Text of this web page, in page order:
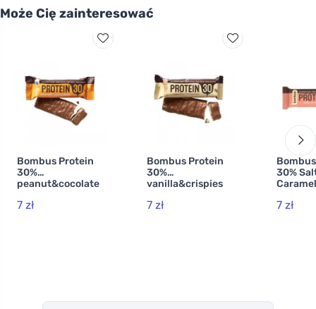
Może Cię zainteresować
Bombus Protein
30%
peanut&cocolate
7 zł
Bombus Protein
30%
vanilla&crispies
7 zł
30%
7 zł